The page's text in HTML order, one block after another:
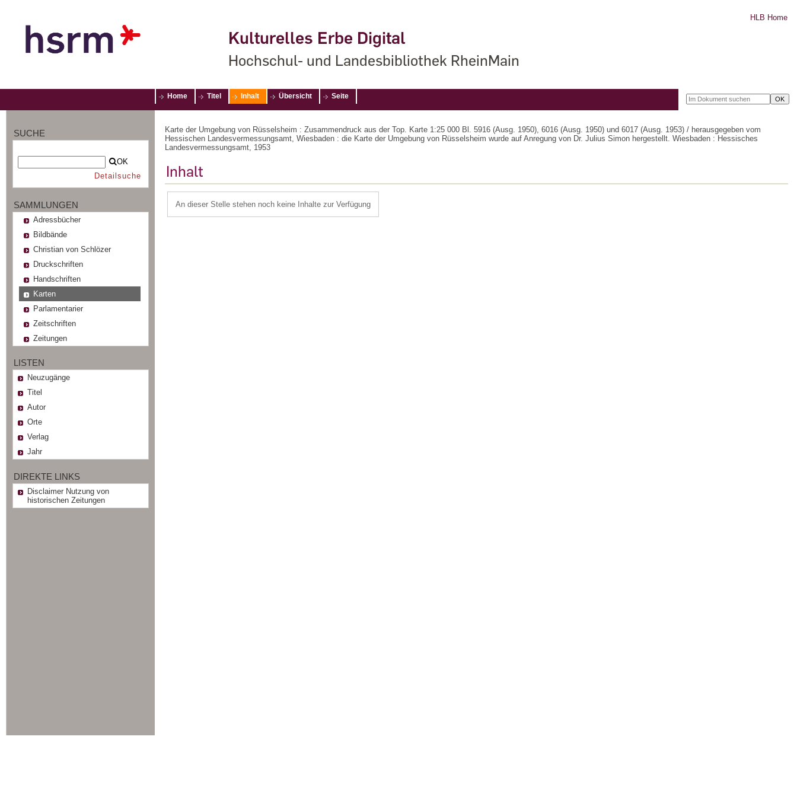
Kulturelles Erbe Digital
Hochschul- und Landesbibliothek RheinMain
HLB Home
Home Titel Inhalt Übersicht Seite
SUCHE
OK
Detailsuche
SAMMLUNGEN
Adressbücher
Bildbände
Christian von Schlözer
Druckschriften
Handschriften
Karten
Parlamentarier
Zeitschriften
Zeitungen
LISTEN
Neuzugänge
Titel
Autor
Orte
Verlag
Jahr
DIREKTE LINKS
Disclaimer Nutzung von
historischen Zeitungen
Karte der Umgebung von Rüsselsheim : Zusammendruck aus der Top. Karte 1:25 000 Bl. 5916 (Ausg. 1950), 6016 (Ausg. 1950) und 6017 (Ausg. 1953) / herausgegeben vom
Hessischen Landesvermessungsamt, Wiesbaden : die Karte der Umgebung von Rüsselsheim wurde auf Anregung von Dr. Julius Simon hergestellt. Wiesbaden : Hessisches
Landesvermessungsamt, 1953
Inhalt
An dieser Stelle stehen noch keine Inhalte zur Verfügung